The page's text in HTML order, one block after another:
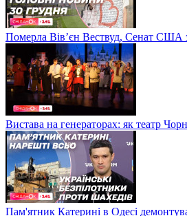
Померла Вівʼєн Вествуд, Сенат США
Вистава на генераторах: як театр
Пам'ятник Катерині в Одесі